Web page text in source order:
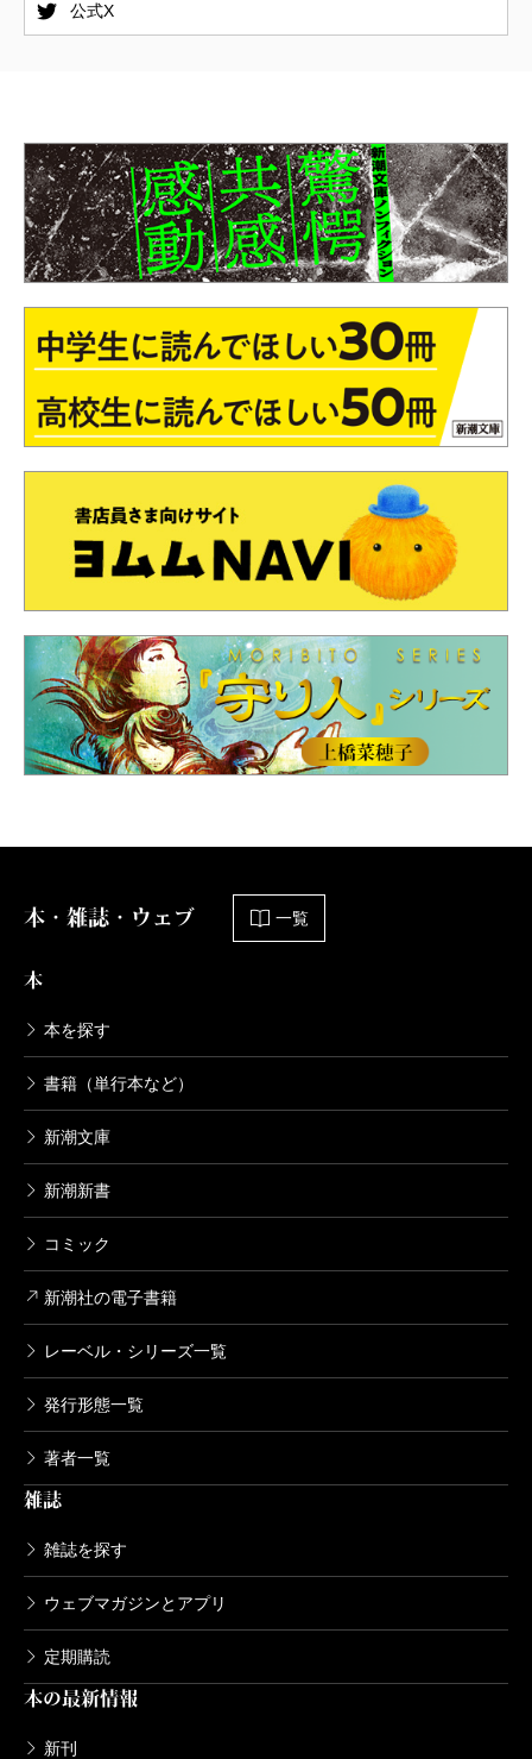
公式X
本・雑誌・ウェブ 一覧
本
本を探す
書籍（単行本など）
新潮文庫
新潮新書
コミック
新潮社の電子書籍
レーベル・シリーズ一覧
発行形態一覧
著者一覧
雑誌
雑誌を探す
ウェブマガジンとアプリ
定期購読
本の最新情報
新刊